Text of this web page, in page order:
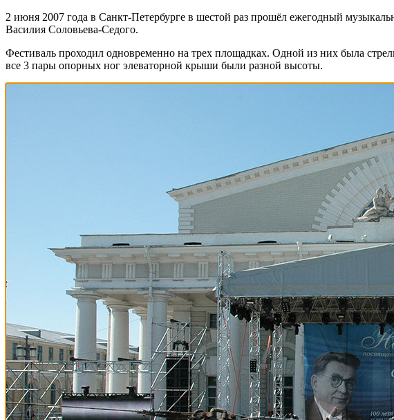
2 июня 2007 года в Санкт-Петербурге в шестой раз прошёл ежегодный
Василия Соловьева-Седого.
Фестиваль проходил одновременно на трех площадках. Одной из них была
все 3 пары опорных ног элеваторной крыши были разной высоты.